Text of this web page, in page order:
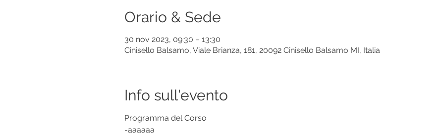
Orario & Sede
30 nov 2023, 09:30 – 13:30
Cinisello Balsamo, Viale Brianza, 181, 20092 Cinisello Balsamo MI, Italia
Info sull'evento
Programma del Corso
-aaaaaa